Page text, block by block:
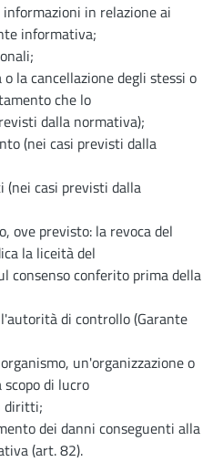
in relazione ai
informativa;
la cancellazione degli stessi o
che lo
dalla normativa);
(nei casi previsti dalla
casi previsti dalla
ove previsto: la revoca del
la liceità del
consenso conferito prima della
di controllo (Garante
un'organizzazione o
scopo di lucro
diritti;
dei danni conseguenti alla
(art. 82).